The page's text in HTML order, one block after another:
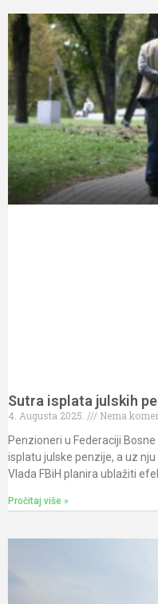
Sutra isplata julskih
4. Augusta 2025.
Nema
Penzioneri u Federaciji
isplatu julske penzije, a uz
Vlada FBiH planira ublažiti
Pročitaj više »